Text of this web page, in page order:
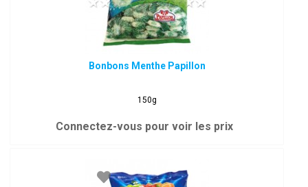
Bonbons Menthe Papillon
150g
Connectez-vous pour voir les prix